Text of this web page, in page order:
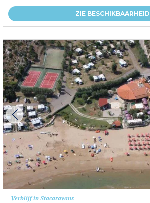
ZIE BESCHIKBAARHEID
Verblijf in Stacaravans